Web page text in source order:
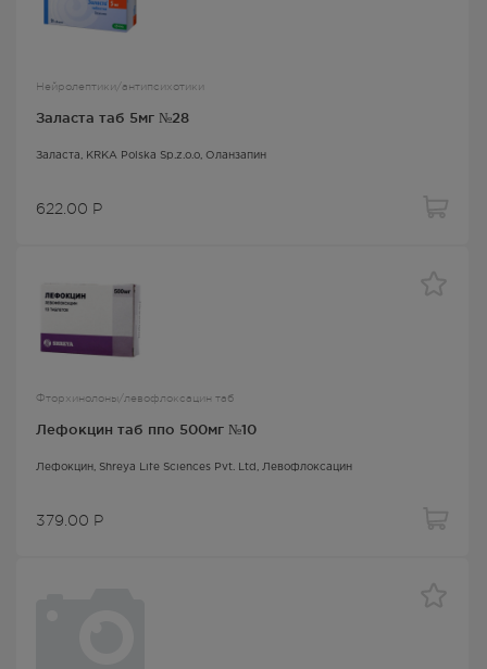
Нейролептики/антипсихотики
Заласта таб 5мг №28
Заласта , KRKA Polska Sp.z.o.o, Оланзапин
622.00 Р
Фторхинолоны/левофлоксацин таб
Лефокцин таб ппо 500мг №10
Лефокцин , Shreya Life Sciences Pvt. Ltd, Левофлоксацин
379.00 Р